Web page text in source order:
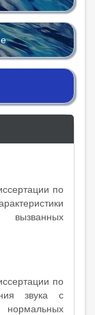
по
вызванных
по
звука с